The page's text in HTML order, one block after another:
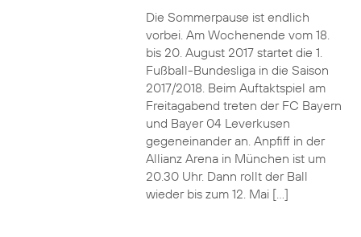
Die Sommerpause ist endlich
vorbei. Am Wochenende vom 18.
bis 20. August 2017 startet die 1.
Fußball-Bundesliga in die Saison
2017/2018. Beim Auftaktspiel am
Freitagabend treten der FC Bayern
und Bayer 04 Leverkusen
gegeneinander an. Anpfiff in der
Allianz Arena in München ist um
20.30 Uhr. Dann rollt der Ball
wieder bis zum 12. Mai […]